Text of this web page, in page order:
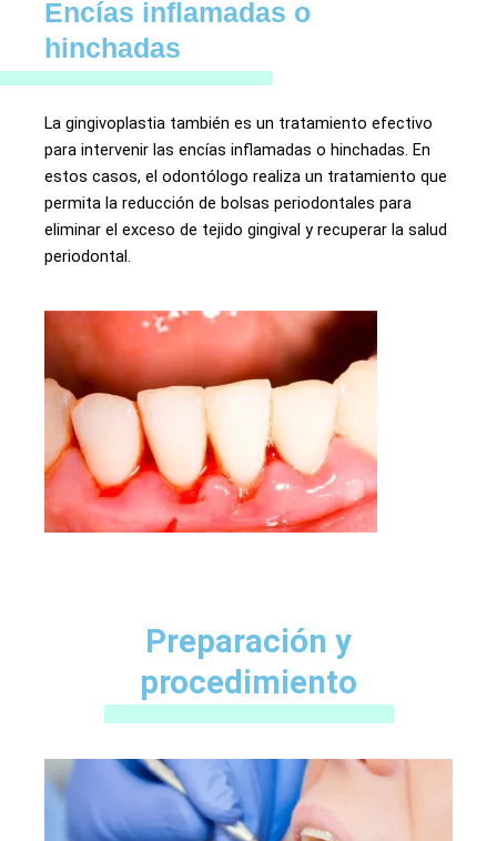
Encías inflamadas o
hinchadas
La gingivoplastia también es un tratamiento efectivo
para intervenir las encías inflamadas o hinchadas. En
estos casos, el odontólogo realiza un tratamiento que
permita la reducción de bolsas periodontales para
eliminar el exceso de tejido gingival y recuperar la salud
periodontal.
Preparación y
procedimiento